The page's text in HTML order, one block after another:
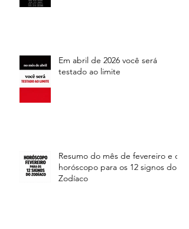
Em abril de 2026 você será
testado ao limite
Resumo do mês de fevereiro e o
horóscopo para os 12 signos do
Zodíaco